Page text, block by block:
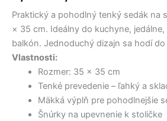
bola:
5,00 €.2,20 €.
Praktický a pohodlný tenký sedák na
× 35 cm. Ideálny do kuchyne, jedálne,
balkón. Jednoduchý dizajn sa hodí
Vlastnosti:
Rozmer: 35 × 35 cm
Tenké prevedenie – ľahký a
Mäkká výplň pre pohodlnejšie
Šnúrky na upevnenie k stoličke
stoličku
35×35
cm
Klasická
červená